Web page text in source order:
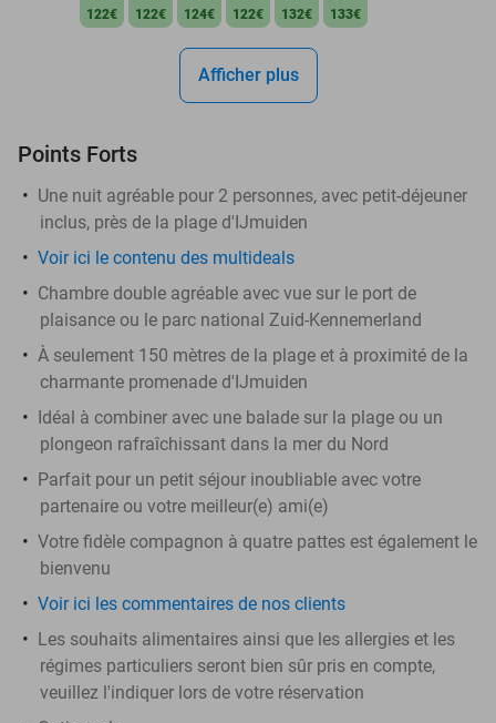
122€ 122€ 124€ 122€ 132€ 133€
Afficher plus
Points Forts
Une nuit agréable pour 2 personnes, avec petit-déjeuner
inclus, près de la plage d'IJmuiden
Voir ici le contenu des multideals
Chambre double agréable avec vue sur le port de
plaisance ou le parc national Zuid-Kennemerland
À seulement 150 mètres de la plage et à proximité de la
charmante promenade d'IJmuiden
Idéal à combiner avec une balade sur la plage ou un
plongeon rafraîchissant dans la mer du Nord
Parfait pour un petit séjour inoubliable avec votre
partenaire ou votre meilleur(e) ami(e)
Votre fidèle compagnon à quatre pattes est également le
bienvenu
Voir ici les commentaires de nos clients
Les souhaits alimentaires ainsi que les allergies et les
régimes particuliers seront bien sûr pris en compte,
veuillez l'indiquer lors de votre réservation